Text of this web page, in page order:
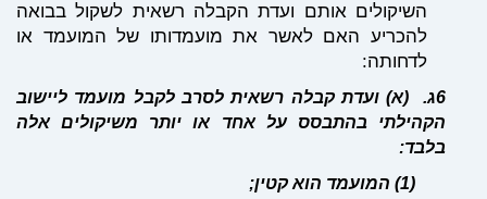
השיקולים אותם ועדת הקבלה רשאית לשקול בבואה
להכריע האם לאשר את מועמדותו של המועמד או
לדחותה:
6ג. (א) ועדת קבלה רשאית לסרב לקבל מועמד ליישוב
הקהילתי בהתבסס על אחד או יותר משיקולים אלה
בלבד: